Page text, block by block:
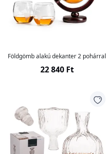
Földgömb alakú dekanter 2 pohárral
22 840 Ft